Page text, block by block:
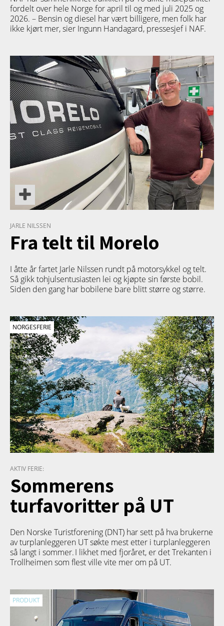
fordelt over hele Norge for april til og med juli 2025 og
2026. – Bensin og diesel har vært billigere, men folk har
ikke kjørt mer, sier Ingunn Handagard, pressesjef i NAF.
TETT PÅ
JARLE NILSSEN
Fra telt til Morelo
I åtte år fartet Jarle Nilssen rundt på motorsykkel og telt.
Så gikk tohjulsentusiasten lei og kjøpte sin første bobil.
Siden den gang har bobilene bare blitt større og større.
NORGESFERIE
AKTIV FERIE:
Sommerens
turfavoritter på UT
Den Norske Turistforening (DNT) har sett på hva brukerne
av turplanleggeren UTsøkte mest etter i turplanleggeren
så langt i sommer. I likhet med fjoråret, er det Trekanten i
Trollheimen som flest ville vite mer om på UT.
PRODUKT